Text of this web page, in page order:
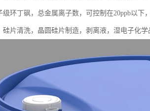
环丁砜，总金属离子数，可控制在20ppb以
片清洗，晶圆硅片制造，剥离液，湿电子化学